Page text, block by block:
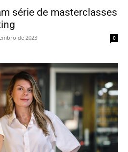
série de masterclasses
de 2023 0